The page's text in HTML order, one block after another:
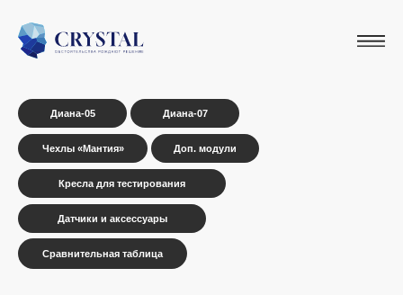
Диана-05 Диана-07
Кресла для тестирования
Чехлы «Мантия» Доп. модули
Сравнительная таблица
Датчики и аксессуары